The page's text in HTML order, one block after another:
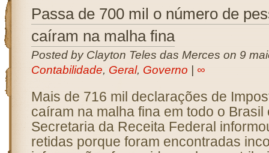
Passa de 700 mil o número de
caíram na malha fina
Posted by Clayton Teles das Merces on 9
Contabilidade, Geral, Governo ∞
Mais de 716 mil declarações de
caíram na malha fina em todo o Brasil
Secretaria da Receita Federal
retidas porque foram encontradas